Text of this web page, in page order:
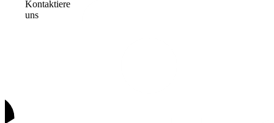
Kontaktiere
uns